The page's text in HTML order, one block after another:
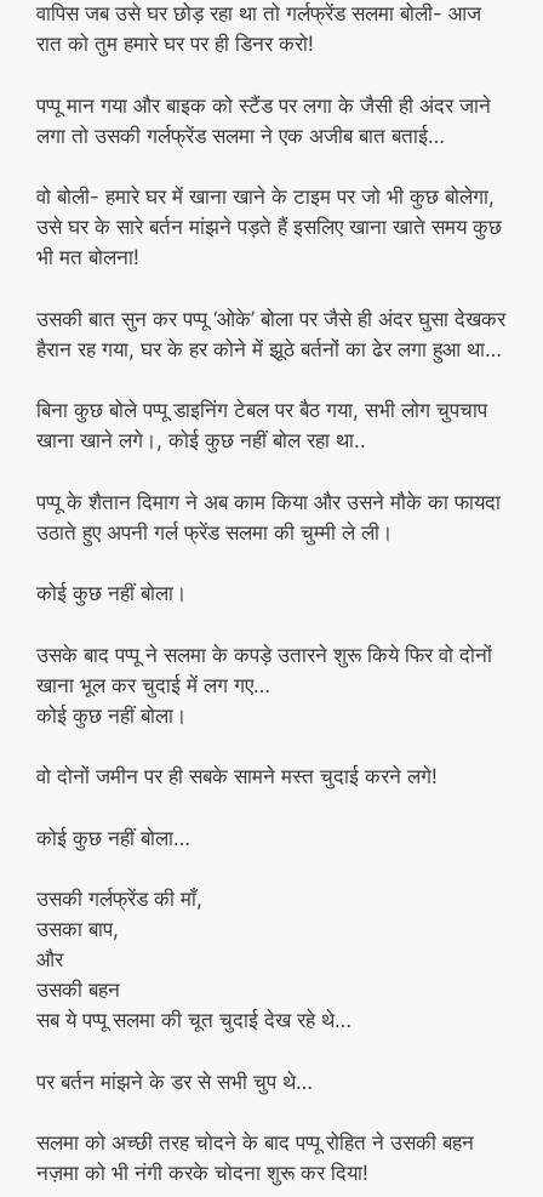
वापिस जब उसे घर छोड़ रहा था तो गर्लफ्रेंड सलमा बोली- आज
रात को तुम हमारे घर पर ही डिनर करो!
पप्पू मान गया और बाइक को स्टैंड पर लगा के जैसी ही अंदर जाने
लगा तो उसकी गर्लफ्रेंड सलमा ने एक अजीब बात बताई…
वो बोली- हमारे घर में खाना खाने के टाइम पर जो भी कुछ बोलेगा,
उसे घर के सारे बर्तन मांझने पड़ते हैं इसलिए खाना खाते समय कुछ
भी मत बोलना!
उसकी बात सुन कर पप्पू ‘ओके’ बोला पर जैसे ही अंदर घुसा देखकर
हैरान रह गया, घर के हर कोने में झूठे बर्तनों का ढेर लगा हुआ था…
बिना कुछ बोले पप्पू डाइनिंग टेबल पर बैठ गया, सभी लोग चुपचाप
खाना खाने लगे।, कोई कुछ नहीं बोल रहा था..
पप्पू के शैतान दिमाग ने अब काम किया और उसने मौके का फायदा
उठाते हुए अपनी गर्ल फ्रेंड सलमा की चुम्मी ले ली।
कोई कुछ नहीं बोला।
उसके बाद पप्पू ने सलमा के कपड़े उतारने शुरू किये फिर वो दोनों
खाना भूल कर चुदाई में लग गए…
कोई कुछ नहीं बोला।
वो दोनों जमीन पर ही सबके सामने मस्त चुदाई करने लगे!
कोई कुछ नहीं बोला…
उसकी गर्लफ्रेंड की माँ,
उसका बाप,
और
उसकी बहन
सब ये पप्पू सलमा की चूत चुदाई देख रहे थे…
पर बर्तन मांझने के डर से सभी चुप थे…
सलमा को अच्छी तरह चोदने के बाद पप्पू रोहित ने उसकी बहन
नज़मा को भी नंगी करके चोदना शुरू कर दिया!